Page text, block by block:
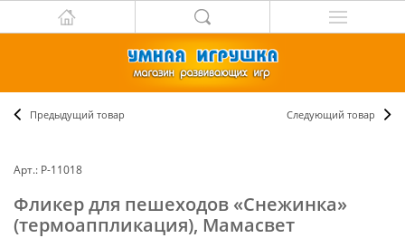
Предыдущий товар Следующий товар
Арт.: Р-11018
Фликер для пешеходов «Снежинка»
(термоаппликация), Мамасвет